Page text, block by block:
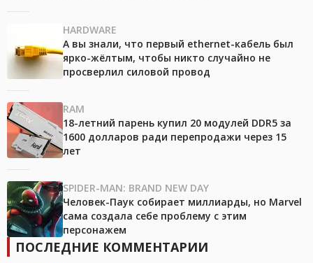
HARDWARE
А вы знали, что первый ethernet-кабель был
ярко-жёлтым, чтобы никто случайно не
просверлил силовой провод
RAM
18-летний парень купил 20 модулей DDR5 за
1600 долларов ради перепродажи через 15
лет
SPIDER-MAN: BRAND NEW DAY
Человек-Паук собирает миллиарды, но Marvel
сама создала себе проблему с этим
персонажем
ПОСЛЕДНИЕ КОММЕНТАРИИ